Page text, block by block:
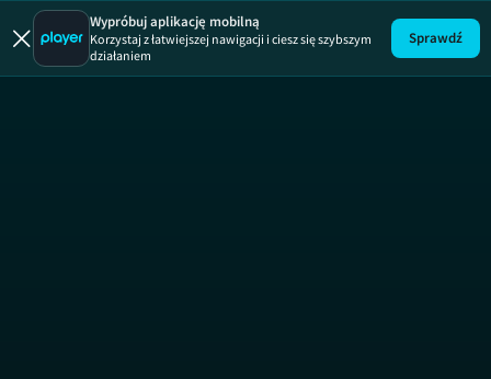
Wypróbuj aplikację mobilną
Korzystaj z łatwiejszej nawigacji i ciesz się szybszym
działaniem
Sprawdź